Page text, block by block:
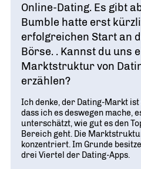
Online-Dating. Es gibt
Bumble hatte erst
erfolgreichen Start an
Börse. . Kannst du uns
Marktstruktur von
erzählen?
Ich denke, der Dating-Markt
dass ich es deswegen mache,
unterschätzt, wie gut es den
Bereich geht. Die
konzentriert. Im Grunde
drei Viertel der Dating-Apps.